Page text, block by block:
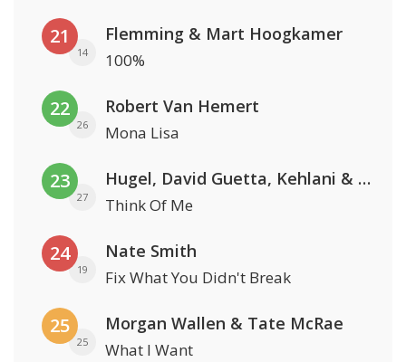
21
14
Flemming & Mart Hoogkamer
100%
22
26
Robert Van Hemert
Mona Lisa
23
27
Hugel, David Guetta, Kehlani & Daecolm
Think Of Me
24
19
Nate Smith
Fix What You Didn't Break
25
25
Morgan Wallen & Tate McRae
What I Want